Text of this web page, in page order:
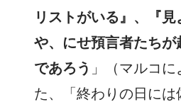
リストがいる』、『
や、にせ預言者たち
であろう 」（マルコに
た、「終わりの日に